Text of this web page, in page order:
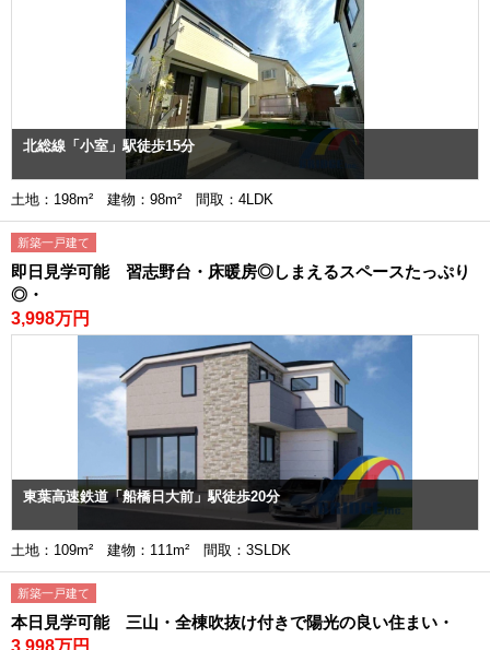
北総線「小室」駅徒歩15分
土地：198m² 建物：98m² 間取：4LDK
新築一戸建て
即日見学可能 習志野台・床暖房◎しまえるスペースたっぷり
◎・
3,998万円
東葉高速鉄道「船橋日大前」駅徒歩20分
土地：109m² 建物：111m² 間取：3SLDK
新築一戸建て
本日見学可能 三山・全棟吹抜け付きで陽光の良い住まい・
3,998万円